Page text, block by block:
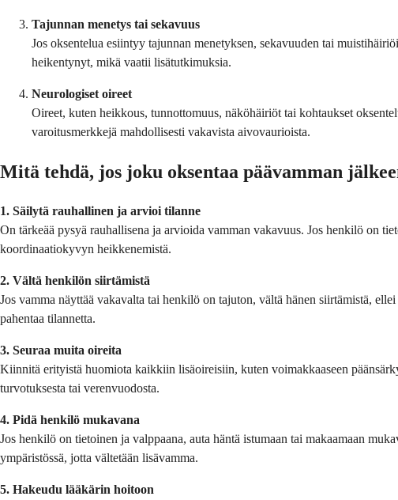
Tajunnan menetys tai sekavuus
Jos oksentelua esiintyy tajunnan menetyksen, sekavuuden tai
heikentynyt, mikä vaatii lisätutkimuksia.
Neurologiset oireet
Oireet, kuten heikkous, tunnottomuus, näköhäiriöt tai kohtaukset
varoitusmerkkejä mahdollisesti vakavista aivovaurioista.
Mitä tehdä, jos joku oksentaa päävamman
1. Säilytä rauhallinen ja arvioi tilanne
On tärkeää pysyä rauhallisena ja arvioida vamman vakavuus. Jos henkilö on
koordinaatiokyvyn heikkenemistä.
2. Vältä henkilön siirtämistä
Jos vamma näyttää vakavalta tai henkilö on tajuton, vältä hänen siirtämistä,
pahentaa tilannetta.
3. Seuraa muita oireita
Kiinnitä erityistä huomiota kaikkiin lisäoireisiin, kuten voimakkaaseen
turvotuksesta tai verenvuodosta.
4. Pidä henkilö mukavana
Jos henkilö on tietoinen ja valppaana, auta häntä istumaan tai makaamaan
ympäristössä, jotta vältetään lisävamma.
5. Hakeudu lääkärin hoitoon